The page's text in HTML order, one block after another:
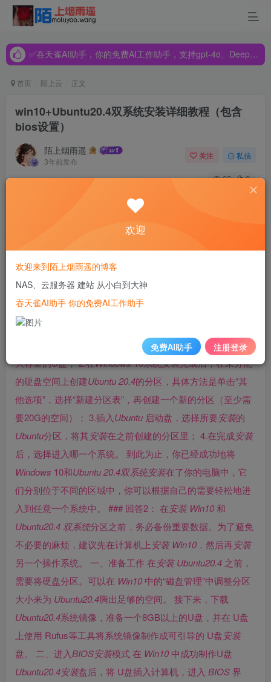
✅吞天雀AI助手，你的免费AI工作助手，支持gpt-4o、DeepSeek、Claude🔥🔥🔥🔥
✅吞天雀AI助手，你的免费AI工作助手，支持gpt-4o、DeepSeek、Claude🔥🔥🔥🔥
首页 陌上云 正文
win10+Ubuntu20.4双系统安装详细教程（包含
bios设置）
陌上烟雨遥
3年前发布
关注 私信
62 0
### 回答1： 这个问题的含义是如何在电脑上
之前，需要进行以下准备工作： 1.
备份你电脑中的所有数据，因为安装过程可能会清空你的硬
盘； 2.下载Windows10和
装入USB或者DVD； 3.进入电脑BIOS
为启动选项。 接下来可以开始安装
Windows
Windows会自动将硬盘分为一个
大容量的C盘； 2.在Windows10系统安装完成后，在未分配
的硬盘空间上创建Ubuntu20.4的分区，具体方法是单击“其
他选项”，选择“新建分区表”，再创建一个新的分区（至少需
要20G的空间）； 3.插入Ubuntu 启动盘，选择所要安装的
Ubuntu分区，将其安装在之前创建的分区里； 4.在完成安装
后，选择进入哪一个系统。 到此为止，你已经成功地将
Windows 10和Ubuntu20.4双系统安装在了你的电脑中，它
们分别位于不同的区域中，你可以根据自己的需要轻松地进
入到任意一个系统中。 ### 回答2： 在安装 Win10和
Ubuntu20.4双系统分区之前，务必备份重要数据。为了避免
不必要的麻烦，建议先在计算机上安装 Win10 ，然后再安装
另一个操作系统。 一、准备工作 在安装 Ubuntu20.4 之前，
需要将硬盘分区。可以在 Win10 中的“磁盘管理”中调整分区
大小来为 Ubuntu20.4腾出足够的空间。 接下来，下载
Ubuntu20.4系统镜像，准备一个8GB以上的U盘，并在 U盘
上使用 Rufus等工具将系统镜像制作成可引导的 U盘安装
盘。 二、进入BIOS安装模式 在 Win10 中成功制作U盘
Ubuntu20.4安装盘后，将 U盘插入计算机，进入 BIOS界
欢迎
欢迎来到陌上烟雨遥的博客
NAS、云服务器 建站 从小白到大神
吞天雀AI助手 你的免费AI工作助手
免费AI助手 注册登录